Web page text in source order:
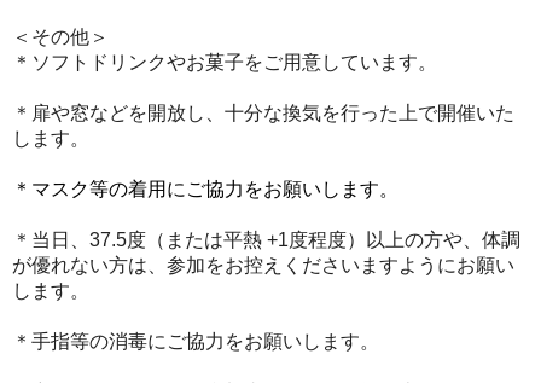
＜その他＞
＊ ソフトドリンクやお菓子をご用意しています。
＊扉や窓などを開放し、十分な換気を行った上で開催いた
します。
＊ マスク等の着用にご協力をお願いします。
＊ 当日、37.5度（または平熱 +1度程度）以上の方や、体調
が優れない方は、参加をお控えくださいますようにお願い
します。
＊手指等の消毒にご協力をお願いします。